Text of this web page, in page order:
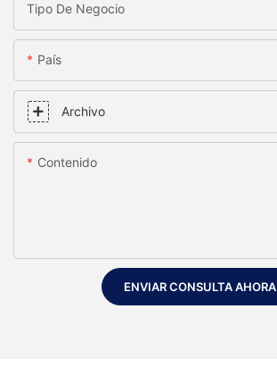
Tipo De Negocio
País
Archivo
Contenido
ENVIAR CONSULTA AHORA